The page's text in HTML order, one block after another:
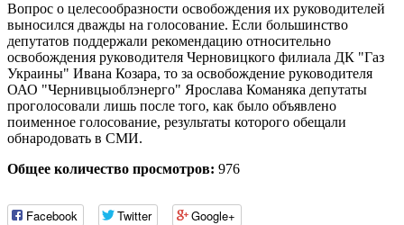
Вопрос о целесообразности освобождения их руководителей
выносился дважды на голосование. Если большинство
депутатов поддержали рекомендацию относительно
освобождения руководителя Черновицкого филиала ДК "Газ
Украины" Ивана Козара, то за освобождение руководителя
ОАО "Чернивцыоблэнерго" Ярослава Команяка депутаты
проголосовали лишь после того, как было объявлено
поименное голосование, результаты которого обещали
обнародовать в СМИ.
Общее количество просмотров: 976
Facebook Twitter Google+